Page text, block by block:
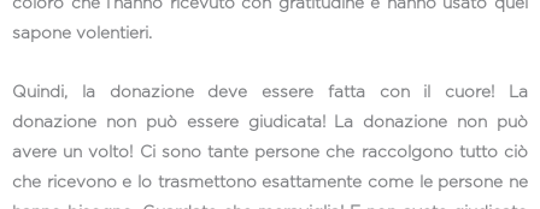
sapone volentieri.
Quindi, la donazione deve essere fatta con il cuore! La
donazione non può essere giudicata! La donazione non può
avere un volto! Ci sono tante persone che raccolgono tutto ciò
che ricevono e lo trasmettono esattamente come le persone ne